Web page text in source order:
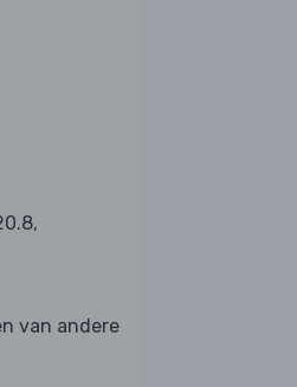
van andere